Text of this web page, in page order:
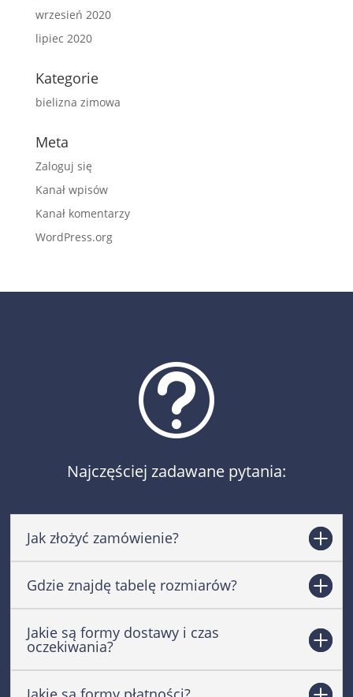
wrzesień 2020
lipiec 2020
Kategorie
bielizna zimowa
Meta
Zaloguj się
Kanał wpisów
Kanał komentarzy
WordPress.org
t
Najczęściej zadawane pytania:
Jak złożyć zamówienie?
Gdzie znajdę tabelę rozmiarów?
Jakie są formy dostawy i czas
oczekiwania?